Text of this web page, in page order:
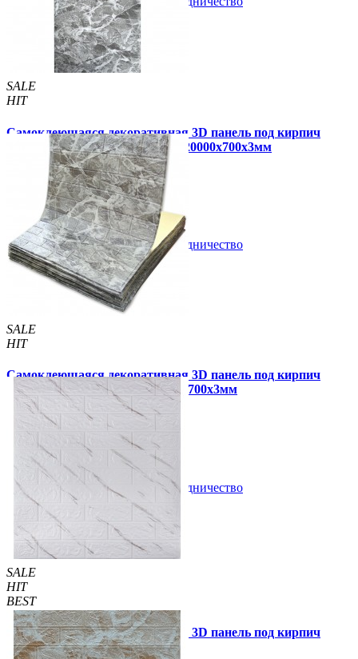
SALE
HIT
Самоклеющаяся декоративная 3D панель под кирпич
черный мрамор в рулоне 20 м 20000x700x3мм
1 999 грн./шт 2 800 грн./шт
Купить В закладки Сотрудничество
SALE
HIT
Самоклеющаяся декоративная 3D панель под кирпич
черный мрамор в рулоне 3080x700x3мм
289 грн./шт 450 грн.
Купить В закладки Сотрудничество
SALE
HIT
BEST
Самоклеющаяся декоративная 3D панель под кирпич
белый мрамор 700x770x3мм